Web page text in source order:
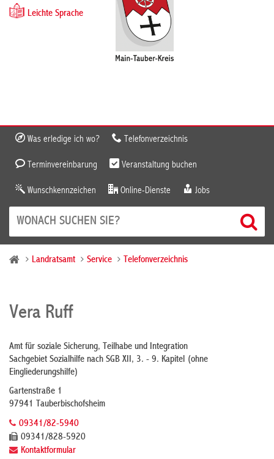
Leichte Sprache
Was erledige ich wo? Telefonverzeichnis
Terminvereinbarung Veranstaltung buchen
Wunschkennzeichen Online-Dienste Jobs
Landratsamt Service Telefonverzeichnis
Vera Ruff
Amt für soziale Sicherung, Teilhabe und Integration
Sachgebiet Sozialhilfe nach SGB XII, 3. - 9. Kapitel (ohne
Eingliederungshilfe)
Gartenstraße 1
97941 Tauberbischofsheim
09341/82-5940
09341/828-5920
Kontaktformular